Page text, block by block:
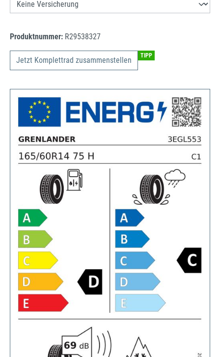
Produktnummer: R29538327
Jetzt Komplettrad zusammenstellen TIPP